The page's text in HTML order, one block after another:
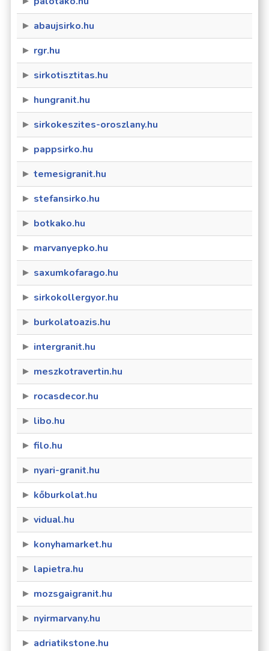
abaujsirko.hu
rgr.hu
sirkotisztitas.hu
hungranit.hu
sirkokeszites-oroszlany.hu
pappsirko.hu
temesigranit.hu
stefansirko.hu
botkako.hu
marvanyepko.hu
saxumkofarago.hu
sirkokollergyor.hu
burkolatoazis.hu
intergranit.hu
meszkotravertin.hu
rocasdecor.hu
libo.hu
filo.hu
nyari-granit.hu
kőburkolat.hu
vidual.hu
konyhamarket.hu
lapietra.hu
mozsgaigranit.hu
nyirmarvany.hu
adriatikstone.hu